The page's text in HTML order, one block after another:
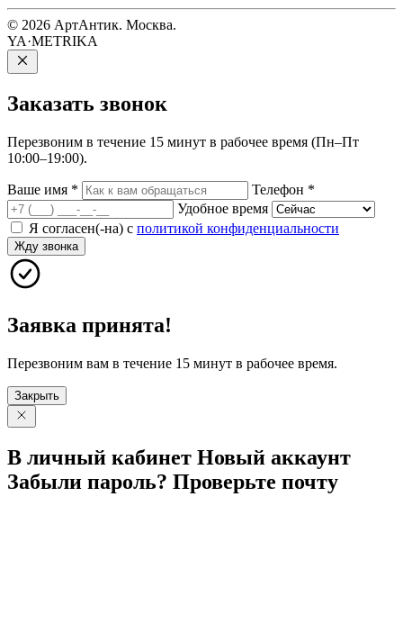
© 2026 АртАнтик. Москва.
YA·METRIKA
Заказать звонок
Перезвоним в течение 15 минут в рабочее время (Пн–Пт
10:00–19:00).
Ваше имя * Телефон *
Удобное время
Я согласен(-на) с политикой конфиденциальности
Жду звонка
Заявка принята!
Перезвоним вам в течение 15 минут в рабочее время.
Закрыть
В личный кабинет Новый аккаунт
Забыли пароль? Проверьте почту